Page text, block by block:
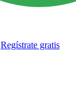
Regístrate gratis